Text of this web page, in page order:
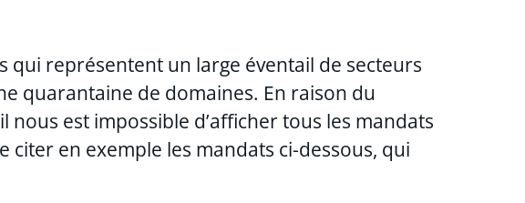
qui représentent un large éventail de secteurs
quarantaine de domaines. En raison du
est impossible d’afficher tous les mandats
citer en exemple les mandats ci-dessous, qui